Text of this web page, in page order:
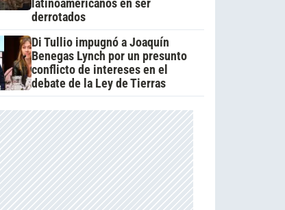
latinoamericanos en ser
derrotados
Di Tullio impugnó a Joaquín
Benegas Lynch por un presunto
conflicto de intereses en el
debate de la Ley de Tierras